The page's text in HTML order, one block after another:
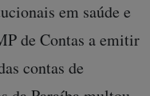
em saúde e
de Contas a emitir
contas de